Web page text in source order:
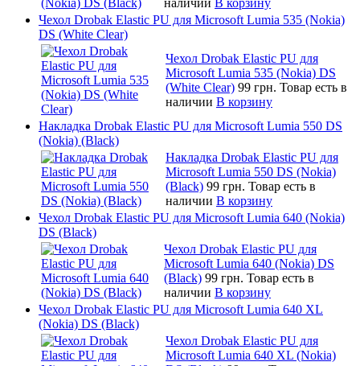
Чехол Drobak Elastic PU для Microsoft Lumia 535 (Nokia)
DS (White Clear)
Чехол Drobak Elastic PU для
Microsoft Lumia 535 (Nokia) DS
(White Clear) 99 грн. Товар есть в
наличии В корзину
Накладка Drobak Elastic PU для Microsoft Lumia 550 DS
(Nokia) (Black)
Накладка Drobak Elastic PU для
Microsoft Lumia 550 DS (Nokia)
(Black) 99 грн. Товар есть в
наличии В корзину
Чехол Drobak Elastic PU для Microsoft Lumia 640 (Nokia)
DS (Black)
Чехол Drobak Elastic PU для
Microsoft Lumia 640 (Nokia) DS
(Black) 99 грн. Товар есть в
наличии В корзину
Чехол Drobak Elastic PU для Microsoft Lumia 640 XL
(Nokia) DS (Black)
Чехол Drobak Elastic PU для
Microsoft Lumia 640 XL (Nokia)